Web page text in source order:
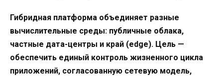
Гибридная платформа объединяет разные
вычислительные среды: публичные облака,
частные дата-центры и край (edge). Цель —
обеспечить единый контроль жизненного цикла
приложений, согласованную сетевую модель,